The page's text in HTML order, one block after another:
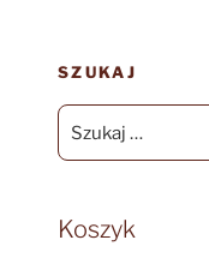
SZUKAJ
Szukaj:
Koszyk